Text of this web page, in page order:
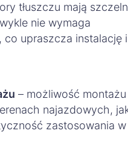
tłuszczu mają
nie wymaga
upraszcza instalację i
– możliwość montażu
najazdowych,
zastosowania w